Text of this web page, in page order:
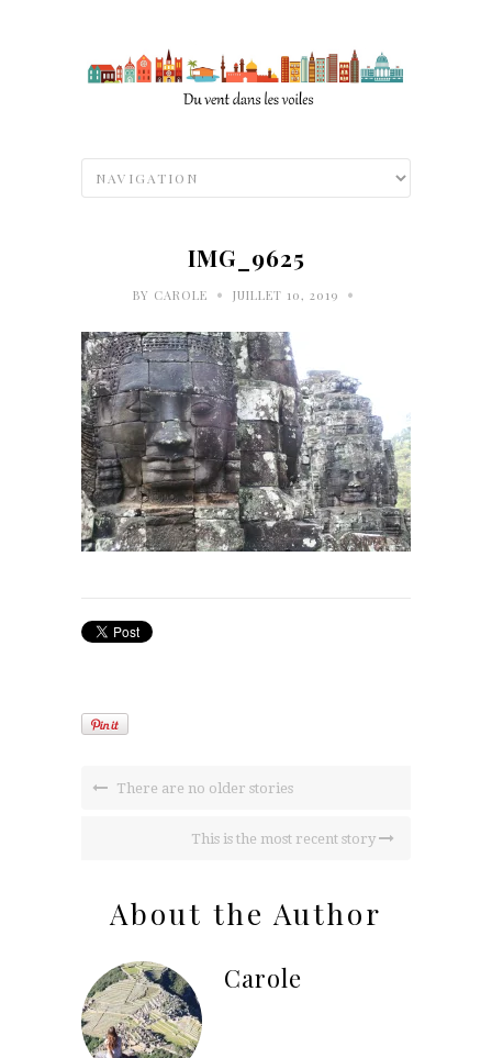
IMG_9625
BY CAROLE • JUILLET 10, 2019 •
There are no older stories
This is the most recent story
About the Author
Carole